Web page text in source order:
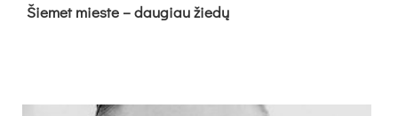
Šie­met mies­te – dau­giau žie­dų